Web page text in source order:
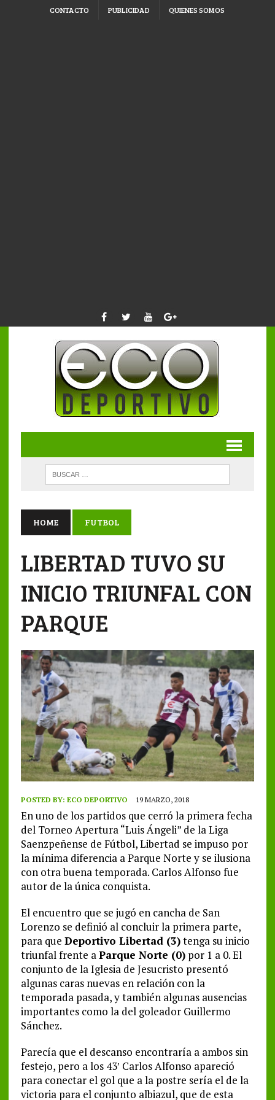
CONTACTO PUBLICIDAD QUIENES SOMOS
HOME FUTBOL
LIBERTAD TUVO SU
INICIO TRIUNFAL CON
PARQUE
POSTED BY: ECO DEPORTIVO 19 MARZO, 2018
En uno de los partidos que cerró la primera fecha
del Torneo Apertura “Luis Ángeli” de la Liga
Saenzpeñense de Fútbol, Libertad se impuso por
la mínima diferencia a Parque Norte y se ilusiona
con otra buena temporada. Carlos Alfonso fue
autor de la única conquista.
El encuentro que se jugó en cancha de San
Lorenzo se definió al concluir la primera parte,
para que Deportivo Libertad (3)tenga su inicio
triunfal frente aParque Norte (0)por 1 a 0. El
conjunto de la Iglesia de Jesucristo presentó
algunas caras nuevas en relación con la
temporada pasada, y también algunas ausencias
importantes como la del goleador Guillermo
Sánchez.
Parecía que el descanso encontraría a ambos sin
festejo, pero a los 43′ Carlos Alfonso apareció
para conectar el gol que a la postre sería el de la
victoria para el conjunto albiazul, que de esta